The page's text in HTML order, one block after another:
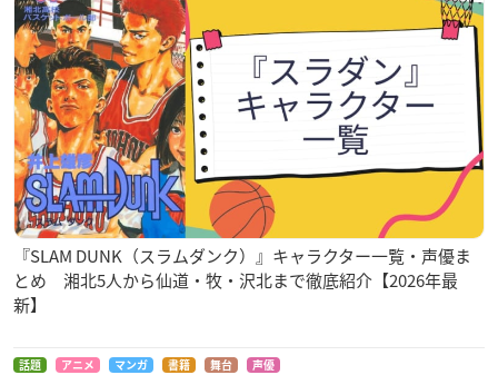
『SLAM DUNK（スラムダンク）』キャラクター一覧・声優ま
とめ 湘北5人から仙道・牧・沢北まで徹底紹介【2026年最
新】
話題 アニメ マンガ 書籍 舞台 声優